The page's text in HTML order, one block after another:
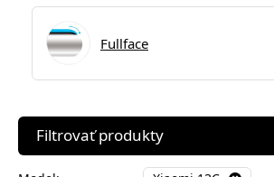
Fullface
Filtrovať produkty